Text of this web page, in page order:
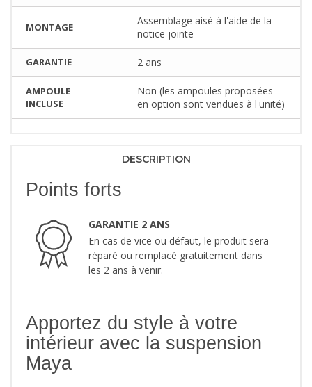
MONTAGE
Assemblage aisé à l'aide de la
notice jointe
GARANTIE 2 ans
AMPOULE
INCLUSE
Non (les ampoules proposées
en option sont vendues à l'unité)
DESCRIPTION
Points forts
GARANTIE 2 ANS
En cas de vice ou défaut, le produit sera
réparé ou remplacé gratuitement dans
les 2 ans à venir.
Apportez du style à votre
intérieur avec la suspension
Maya